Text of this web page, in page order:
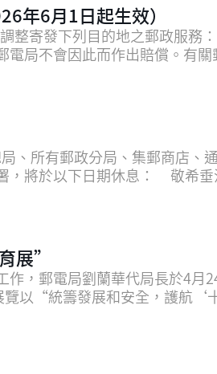
年6月1日起生效）
政服務： 受航班服務及其他外部因素影響，寄往有關目的
電局不會因此而作出賠償。有
、所有郵政分局、集郵商店、
儲金局及電子認證服務註冊署，將於以
展”
作，郵電局劉蘭華代局長於4
以“統籌發展和安全，護航‘
能，持續強化網絡安全防護，